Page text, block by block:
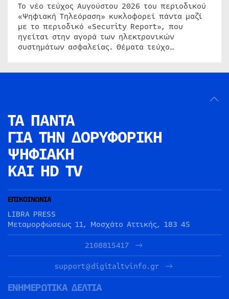
Το νέο τεύχος Αυγούστου 2026 του περιοδικού
«Ψηφιακή Τηλεόραση» κυκλοφορεί πάντα μαζί
με το περιοδικό «Security Report», που
ηγείται στην αγορά των ηλεκτρονικών
συστημάτων ασφαλείας. Θέματα τεύχο…
ΤΑ ΠΑΝΤΑ
ΓΙΑ ΤΗΝ ΔΟΡΥΦΟΡΙΚΗ
ΨΗΦΙΑΚΗ
ΚΑΙ HD TV
ΕΠΙΚΟΙΝΩΝΙΑ
LIBRA PRESS
Μεταμορφώσεως 11, Μοσχάτο Αττικής, 183 45
2108815417
support@digitaltvinfo.gr
ΕΝΗΜΕΡΩΤΙΚΑ ΔΕΛΤΙΑ